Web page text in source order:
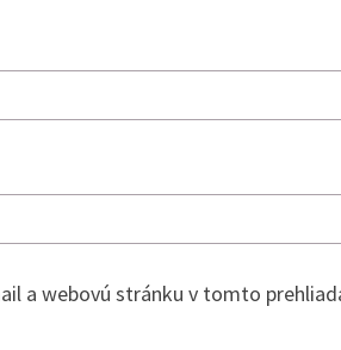
a webovú stránku v tomto